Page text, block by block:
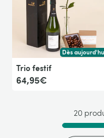
Dès
Livraison dès
Trio festif
64,95€
20